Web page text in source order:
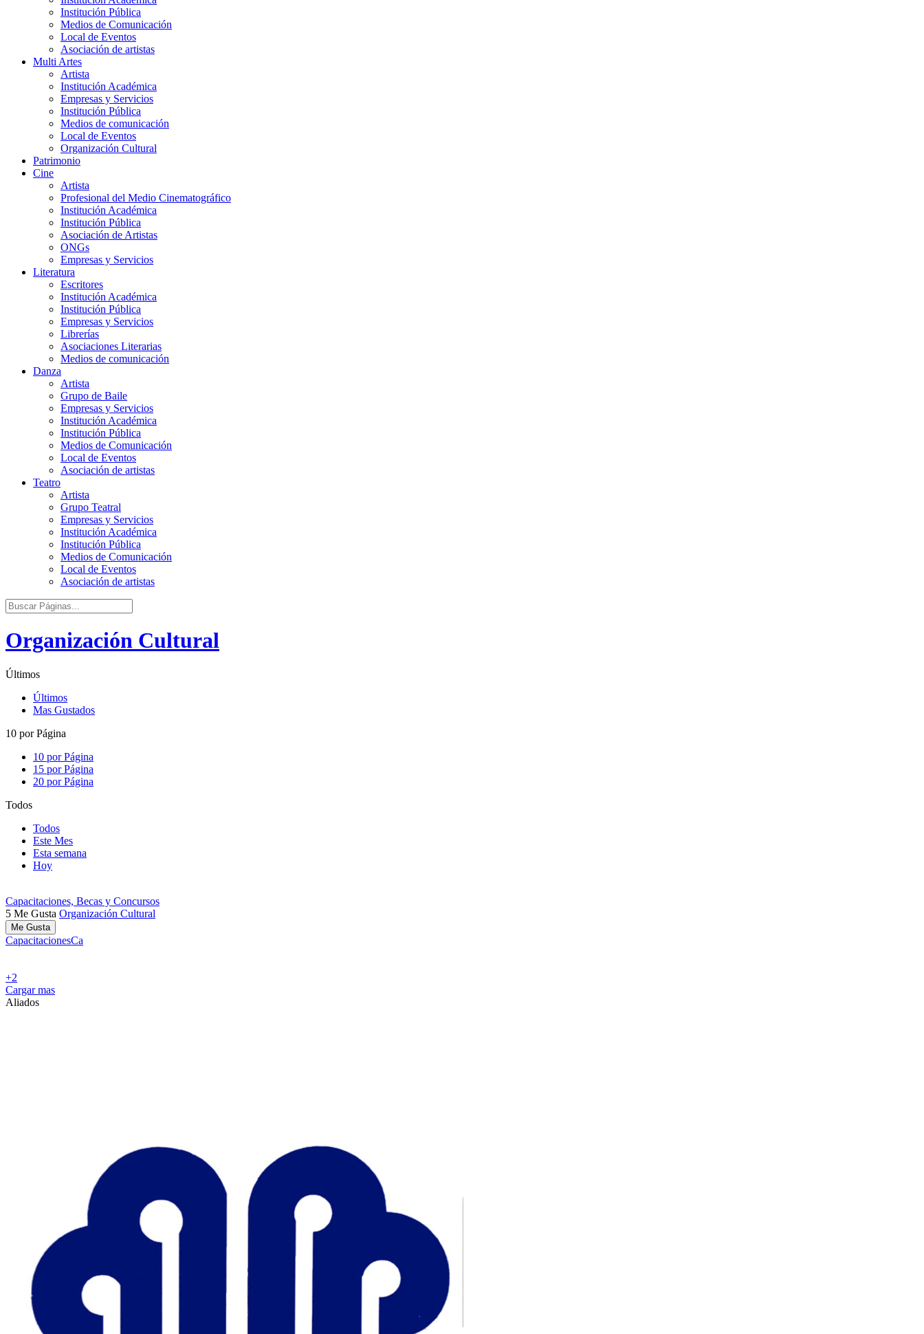
Institución Pública
Medios de Comunicación
Local de Eventos
Asociación de artistas
Multi Artes
Artista
Institución Académica
Empresas y Servicios
Institución Pública
Medios de comunicación
Local de Eventos
Organización Cultural
Patrimonio
Cine
Artista
Profesional del Medio Cinematográfico
Institución Académica
Institución Pública
Asociación de Artistas
ONGs
Empresas y Servicios
Literatura
Escritores
Institución Académica
Institución Pública
Empresas y Servicios
Librerías
Asociaciones Literarias
Medios de comunicación
Danza
Artista
Grupo de Baile
Empresas y Servicios
Institución Académica
Institución Pública
Medios de Comunicación
Local de Eventos
Asociación de artistas
Teatro
Artista
Grupo Teatral
Empresas y Servicios
Institución Académica
Institución Pública
Medios de Comunicación
Local de Eventos
Asociación de artistas
Organización Cultural
Últimos
Últimos
Mas Gustados
10 por Página
10 por Página
15 por Página
20 por Página
Todos
Todos
Este Mes
Esta semana
Hoy
Capacitaciones, Becas y Concursos
5 Me Gusta Organización Cultural
Me Gusta
CapacitacionesCa
+2
Cargar mas
Aliados